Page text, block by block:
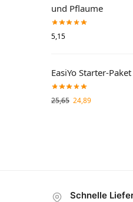
und Pflaume
5,15
EasiYo Starter-Paket
25,65 24,89
Schnelle